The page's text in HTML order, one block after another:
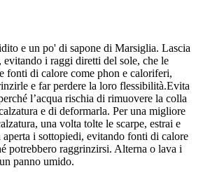
e un po' di sapone di Marsiglia. Lascia
evitando i raggi diretti del sole, che le
fonti di calore come phon e caloriferi,
e far perdere la loro flessibilità.Evita
l’acqua rischia di rimuovere la colla
e di deformarla. Per una migliore
una volta tolte le scarpe, estrai e
aperta i sottopiedi, evitando fonti di calore
potrebbero raggrinzirsi. Alterna o lava i
panno umido.